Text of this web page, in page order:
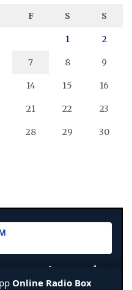
F S S
1 2
7 8 9
14 15 16
21 22 23
28 29 30